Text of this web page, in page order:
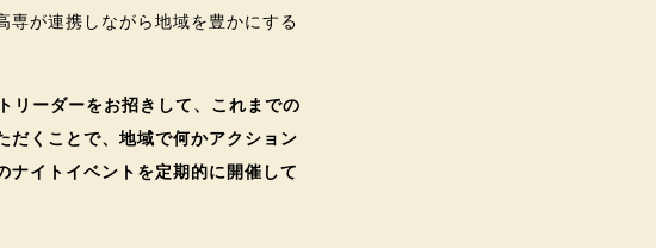
が連携しながら地域を豊かにする
リーダーをお招きして、これまでの
だくことで、地域で何かアクション
イトイベントを定期的に開催して